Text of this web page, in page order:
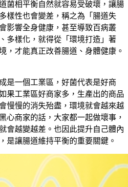
菌相平衡自然就容易受破壞，讓腸
樣性也會變差，稱之為「腸道失
影響全身健康，甚至導致百病叢
多樣化，就得從「環境打造」著
，才能真正改善腸道、身體健康。
是一個工業區，好菌代表是好商
果工業區好商家多，生產出的商品
慢慢的消失殆盡，環境就會越來越
心商家的話，大家都一起做壞事，
會越變越差。也因此提升自己體內
是讓腸道維持平衡的重要關鍵。